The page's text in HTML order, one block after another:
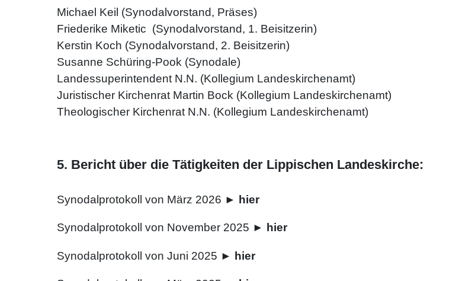
Michael Keil (Synodalvorstand, Präses)
Friederike Miketic (Synodalvorstand, 1. Beisitzerin)
Kerstin Koch (Synodalvorstand, 2. Beisitzerin)
Susanne Schüring-Pook (Synodale)
Landessuperintendent N.N. (Kollegium Landeskirchenamt)
Juristischer Kirchenrat Martin Bock (Kollegium Landeskirchenamt)
Theologischer Kirchenrat N.N. (Kollegium Landeskirchenamt)
5. Bericht über die Tätigkeiten der Lippischen Landeskirche:
Synodalprotokoll von März 2026 ► hier
Synodalprotokoll von November 2025 ► hier
Synodalprotokoll von Juni 2025 ► hier